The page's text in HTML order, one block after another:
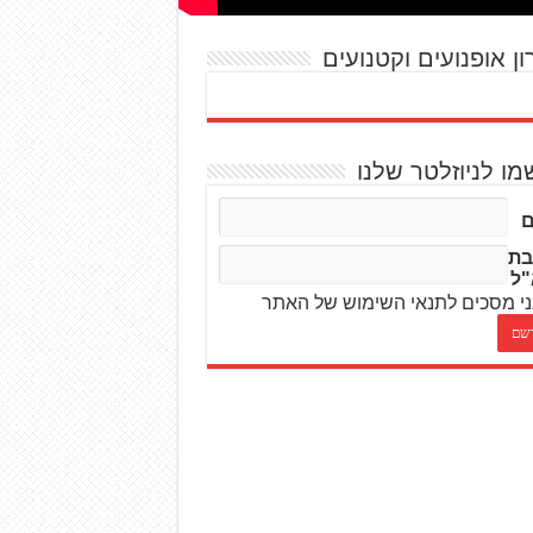
אופנועים וקטנועים
לניוזלטר שלנו
מסכים לתנאי השימוש של האתר